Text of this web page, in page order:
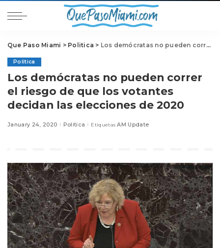
Que Paso Miami > Politica > Los demócratas no pueden correr el riesgo de que los votantes decidan las elecciones de 2020
Politica
Los demócratas no pueden correr
el riesgo de que los votantes
decidan las elecciones de 2020
January 24, 2020 Politica Etiquetas AM Update